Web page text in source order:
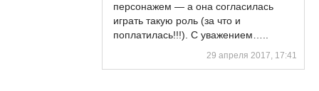
персонажем — а она согласилась
играть такую роль (за что и
поплатилась!!!). С уважением…..
29 апреля 2017, 17:41